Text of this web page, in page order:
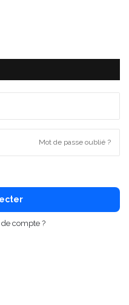
Mot de passe oublié ?
compte ?